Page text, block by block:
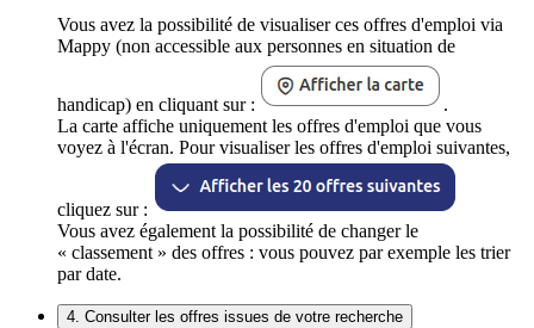
Vous avez la possibilité de visualiser ces offres d'emploi via
Mappy (non accessible aux personnes en situation de
handicap) en cliquant sur :
.
La carte affiche uniquement les offres d'emploi que vous
voyez à l'écran. Pour visualiser les offres d'emploi suivantes,
cliquez sur :
Vous avez également la possibilité de changer le
« classement » des offres : vous pouvez par exemple les trier
par date.
4. Consulter les offres issues de votre recherche